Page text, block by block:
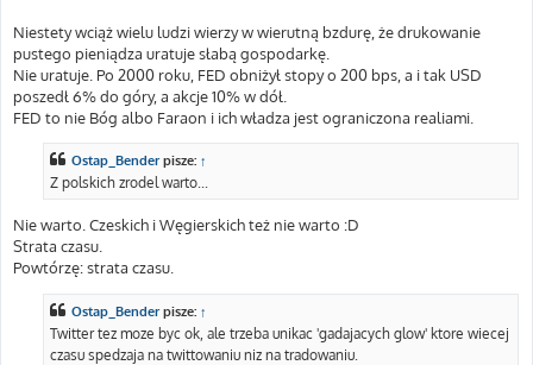
Niestety wciąż wielu ludzi wierzy w wierutną bzdurę, że drukowanie
pustego pieniądza uratuje słabą gospodarkę.
Nie uratuje. Po 2000 roku, FED obniżył stopy o 200 bps, a i tak USD
poszedł 6% do góry, a akcje 10% w dół.
FED to nie Bóg albo Faraon i ich władza jest ograniczona realiami.
Ostap_Benderpisze: ↑
Z polskich zrodel warto...
Nie warto. Czeskich i Węgierskich też nie warto :D
Strata czasu.
Powtórzę: strata czasu.
Ostap_Benderpisze: ↑
Twitter tez moze byc ok, ale trzeba unikac 'gadajacych glow' ktore wiecej
czasu spedzaja na twittowaniu niz na tradowaniu.